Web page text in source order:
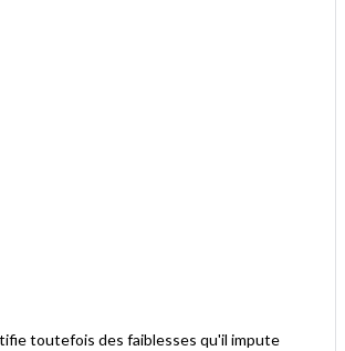
toutefois des faiblesses qu'il impute